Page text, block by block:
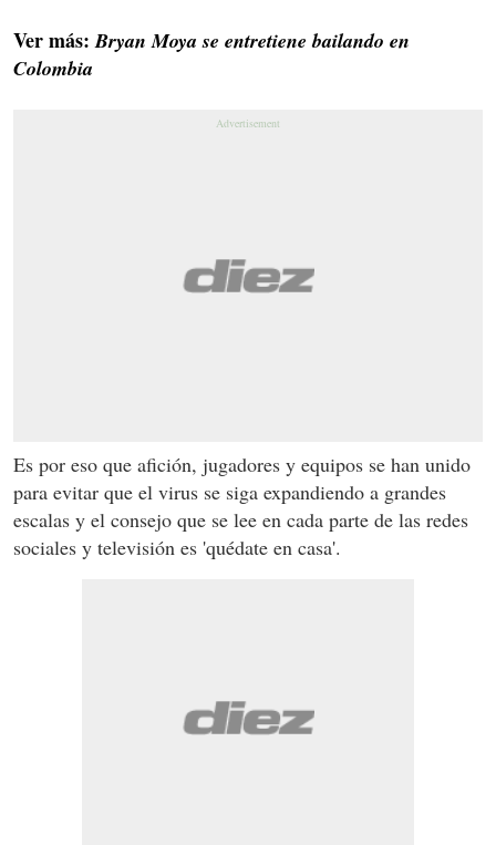
Ver más: Bryan Moya se entretiene bailando en
Colombia
Es por eso que afición, jugadores y equipos se han unido
para evitar que el virus se siga expandiendo a grandes
escalas y el consejo que se lee en cada parte de las redes
sociales y televisión es 'quédate en casa'.